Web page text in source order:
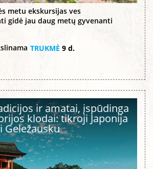
metu ekskursijas ves
gidė jau daug metų gyvenanti
TRUKMĖ 9 d.
ir amatai, įspūdinga
klodai: tikroji Japonija
Geležausku